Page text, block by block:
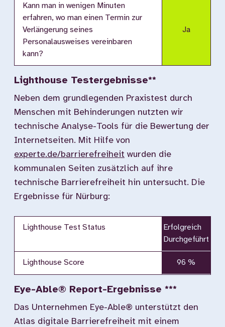
Kann man in wenigen Minuten
erfahren, wo man einen Termin zur
Verlängerung seines
Personalausweises vereinbaren
kann?
Ja
Lighthouse Testergebnisse**
Neben dem grundlegenden Praxistest durch
Menschen mit Behinderungen nutzten wir
technische Analyse-Tools für die Bewertung der
Internetseiten. Mit Hilfe von
experte.de/barrierefreiheit wurden die
kommunalen Seiten zusätzlich auf ihre
technische Barrierefreiheit hin untersucht. Die
Ergebnisse für Nürburg:
Lighthouse Test Status
Erfolgreich
Durchgeführt
Lighthouse Score 96 %
Eye-Able® Report-Ergebnisse ***
Das Unternehmen Eye-Able® unterstützt den
Atlas digitale Barrierefreiheit mit einem